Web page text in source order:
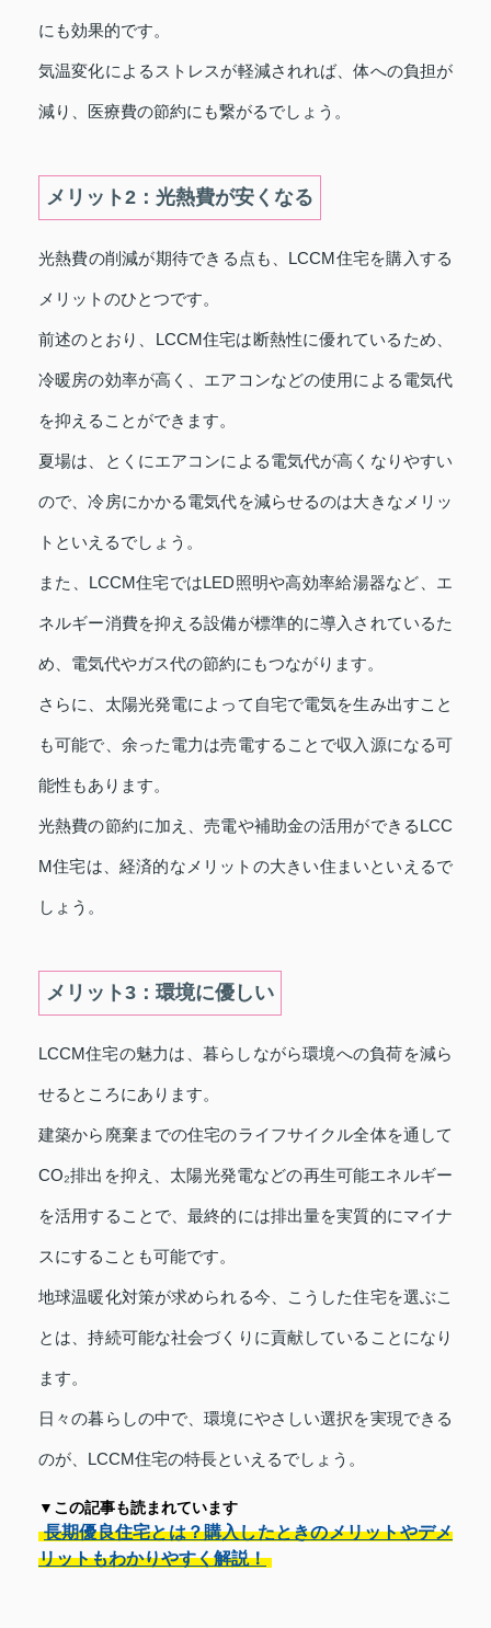
にも効果的です。
気温変化によるストレスが軽減されれば、体への負担が
減り、医療費の節約にも繋がるでしょう。
メリット2：光熱費が安くなる
光熱費の削減が期待できる点も、LCCM住宅を購入する
メリットのひとつです。
前述のとおり、LCCM住宅は断熱性に優れているため、
冷暖房の効率が高く、エアコンなどの使用による電気代
を抑えることができます。
夏場は、とくにエアコンによる電気代が高くなりやすい
ので、冷房にかかる電気代を減らせるのは大きなメリッ
トといえるでしょう。
また、LCCM住宅ではLED照明や高効率給湯器など、エ
ネルギー消費を抑える設備が標準的に導入されているた
め、電気代やガス代の節約にもつながります。
さらに、太陽光発電によって自宅で電気を生み出すこと
も可能で、余った電力は売電することで収入源になる可
能性もあります。
光熱費の節約に加え、売電や補助金の活用ができるLCC
M住宅は、経済的なメリットの大きい住まいといえるで
しょう。
メリット3：環境に優しい
LCCM住宅の魅力は、暮らしながら環境への負荷を減ら
せるところにあります。
建築から廃棄までの住宅のライフサイクル全体を通して
CO₂排出を抑え、太陽光発電などの再生可能エネルギー
を活用することで、最終的には排出量を実質的にマイナ
スにすることも可能です。
地球温暖化対策が求められる今、こうした住宅を選ぶこ
とは、持続可能な社会づくりに貢献していることになり
ます。
日々の暮らしの中で、環境にやさしい選択を実現できる
のが、LCCM住宅の特長といえるでしょう。
▼この記事も読まれています
長期優良住宅とは？購入したときのメリットやデメ
リットもわかりやすく解説！